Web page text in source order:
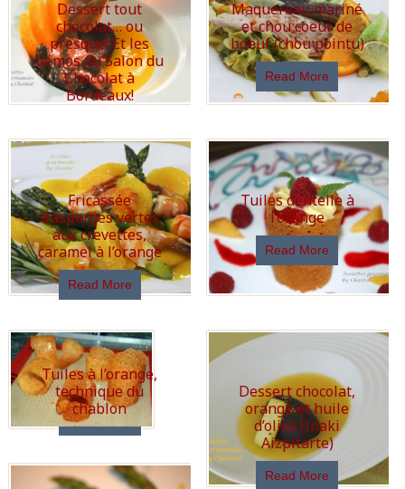
Dessert tout
chocolat… ou
presque! Et les
démos du Salon du
Chocolat à
Bordeaux!
Maquereau mariné
et chou coeur de
boeuf (chou pointu)
Read More
Fricassée
d’asperges vertes
aux crevettes,
caramel à l’orange
Read More
Tuiles dentelle à
l’orange
Read More
Tuiles à l’orange,
technique du
chablon
Dessert chocolat,
orange et huile
d’olive (Inaki
Aizpitarte)
Read More